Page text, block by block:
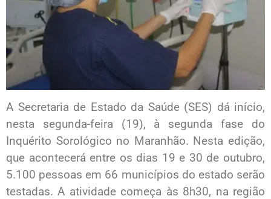
A Secretaria de Estado da Saúde (SES) dá início,
nesta segunda-feira (19), à segunda fase do
Inquérito Sorológico no Maranhão. Nesta edição,
que acontecerá entre os dias 19 e 30 de outubro,
5.100 pessoas em 66 municípios do estado serão
testadas. A atividade começa às 8h30, na região